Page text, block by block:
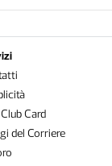
Card
del Corriere